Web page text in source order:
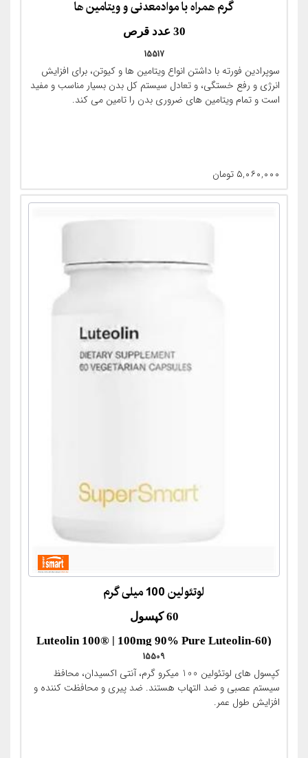
گرم همراه با موادمعدنی و ویتامین ها
30 عدد قرص
(Supradyn® forte Coenzym Q10-30
filmtabletten)
15517
سوپرادین فورته با داشتن انواع ویتامین ها و کیوتن، برای افزایش
انرژی و رفع خستگی، و تعادل سیستم کل بدن بسیار مناسب و مفید
است و تمام ویتامین های ضروری بدن را تامین می کند.
۵,۰۶۰,۰۰۰ تومان
لوتئولین 100 میلی گرم
60 کپسول
(Luteolin 100® | 100mg 90% Pure Luteolin-60
KAP - )
15509
کپسول های لوتئولین 100 میکرو گرم، آنتی اکسیدان، محافظ
سیستم عصبی و ضد التهاب هستند. ضد پیری و محافظت کننده و
افزایش طول عمر.